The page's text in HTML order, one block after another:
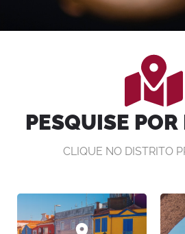
PESQUISE
CLIQUE NO DISTRITO